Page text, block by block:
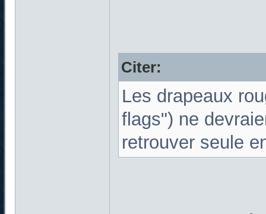
Citer:
Les drapeaux
flags") ne
retrouver seule